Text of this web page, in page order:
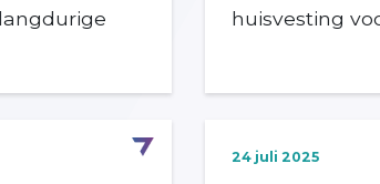
huisvesting
24 juli 2025